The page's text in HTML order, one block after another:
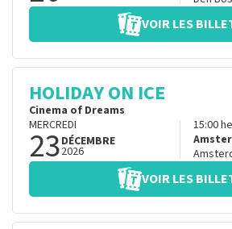
VOIR LES
HOLIDAY ON ICE
Cinema of Dreams
MERCREDI
23DÉCEMBRE
2026
15:00
VOIR LES